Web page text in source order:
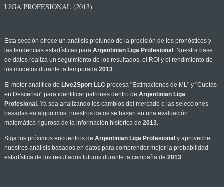
LIGA PROFESIONAL (2013)
Esta sección ofrece un análisis profundo de la precisión de los pronósticos y
las tendencias estadísticas para Argentinian Liga Profesional . Nuestra base
de datos realiza un seguimiento de los resultados, el ROI y el rendimiento de
los modelos durante la temporada 2013.
El motor analítico de Live2Sport LLC procesa "Estimaciones de ML" y "Cuotas
en Descenso" para identificar patrones dentro de Argentinian Liga
Profesional . Ya sea analizando los cambios del mercado o las selecciones
basadas en algoritmos, nuestros datos se basan en una evaluación
matemática rigurosa de la información histórica de 2013.
Siga los próximos encuentros de Argentinian Liga Profesional y aproveche
nuestros análisis basados en datos para comprender mejor la probabilidad
estadística de los resultados futuros durante la campaña de 2013.